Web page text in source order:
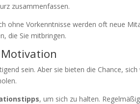
zusammenfassen.
ohne Vorkenntnisse werden oft neue
die Sie mitbringen.
sein. Aber sie bieten die Chance,
, um sich zu halten.